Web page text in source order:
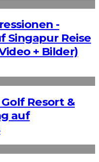
-
Singapur Reise
+ Bilder)
Resort &
auf